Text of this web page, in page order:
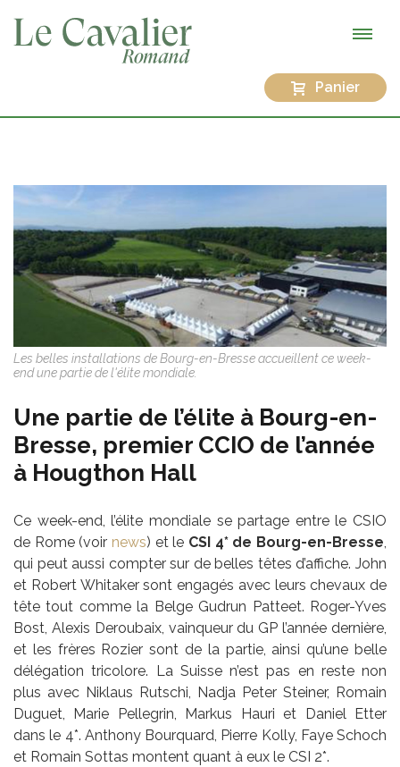
Panier
Les belles installations de Bourg-en-Bresse accueillent ce week-
end une partie de l'élite mondiale.
Une partie de l’élite à Bourg-en-
Bresse, premier CCIO de l’année
à Hougthon Hall
Ce week-end, l’élite mondiale se partage entre le CSIO
de Rome (voir news) et le CSI 4* de Bourg-en-Bresse,
qui peut aussi compter sur de belles têtes d’affiche. John
et Robert Whitaker sont engagés avec leurs chevaux de
tête tout comme la Belge Gudrun Patteet. Roger-Yves
Bost, Alexis Deroubaix, vainqueur du GP l’année dernière,
et les frères Rozier sont de la partie, ainsi qu’une belle
délégation tricolore. La Suisse n’est pas en reste non
plus avec Niklaus Rutschi, Nadja Peter Steiner, Romain
Duguet, Marie Pellegrin, Markus Hauri et Daniel Etter
dans le 4*. Anthony Bourquard, Pierre Kolly, Faye Schoch
et Romain Sottas montent quant à eux le CSI 2*.